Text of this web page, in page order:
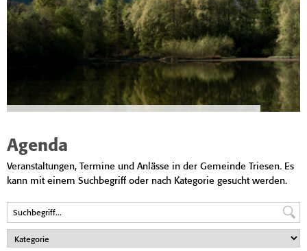
Agenda
Veranstaltungen, Termine und Anlässe in der Gemeinde Triesen. Es
kann mit einem Suchbegriff oder nach Kategorie gesucht werden.